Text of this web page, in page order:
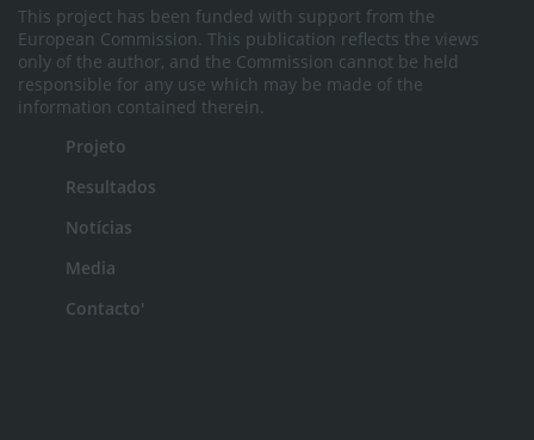
This project has been funded with support from the
European Commission. This publication reflects the views
only of the author, and the Commission cannot be held
responsible for any use which may be made of the
information contained therein.
Projeto
Resultados
Notícias
Media
Contacto'